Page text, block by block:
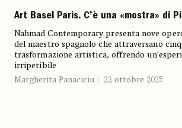
Art Basel Paris. C’è una «mostra» di
Nahmad Contemporary presenta nove
del maestro spagnolo che attraversano
trasformazione artistica, offrendo
irripetibile
Margherita Panaciciu
22 ottobre 2025